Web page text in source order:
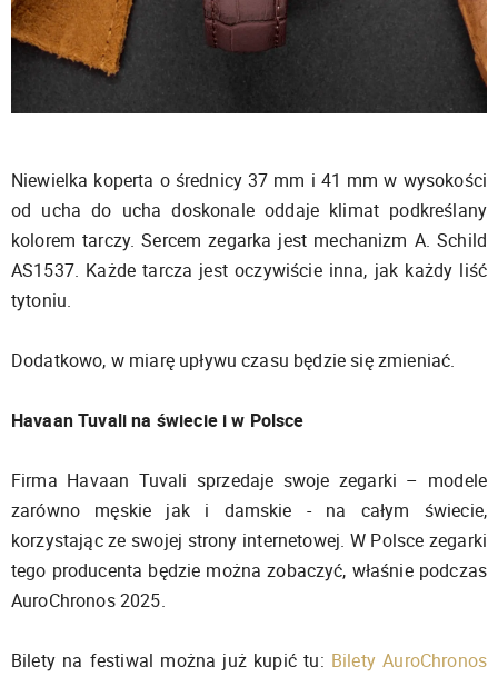
Niewielka koperta o średnicy 37 mm i 41 mm w wysokości
od ucha do ucha doskonale oddaje klimat podkreślany
kolorem tarczy. Sercem zegarka jest mechanizm A. Schild
AS1537. Każde tarcza jest oczywiście inna, jak każdy liść
tytoniu.
Dodatkowo, w miarę upływu czasu będzie się zmieniać.
Havaan Tuvali na świecie i w Polsce
Firma Havaan Tuvali sprzedaje swoje zegarki – modele
zarówno męskie jak i damskie - na całym świecie,
korzystając ze swojej strony internetowej. W Polsce zegarki
tego producenta będzie można zobaczyć, właśnie podczas
AuroChronos 2025.
Bilety na festiwal można już kupić tu: Bilety AuroChronos